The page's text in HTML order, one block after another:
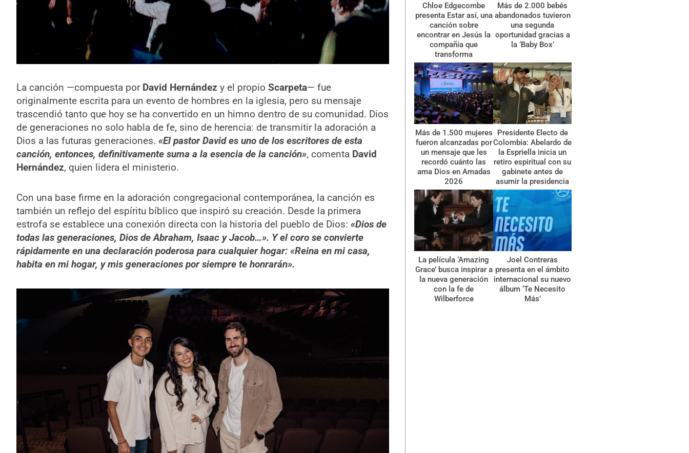
La canción —compuesta por David Hernández y el propio Scarpeta— fue
originalmente escrita para un evento de hombres en la iglesia, pero su mensaje
trascendió tanto que hoy se ha convertido en un himno dentro de su comunidad. Dios
de generaciones no solo habla de fe, sino de herencia: de transmitir la adoración a
Dios a las futuras generaciones. «El pastor David es uno de los escritores de esta
canción, entonces, definitivamente suma a la esencia de la canción», comenta David
Hernández, quien lidera el ministerio.
Con una base firme en la adoración congregacional contemporánea, la canción es
también un reflejo del espíritu bíblico que inspiró su creación. Desde la primera
estrofa se establece una conexión directa con la historia del pueblo de Dios: «Dios de
todas las generaciones, Dios de Abraham, Isaac y Jacob…». Y el coro se convierte
rápidamente en una declaración poderosa para cualquier hogar: «Reina en mi casa,
habita en mi hogar, y mis generaciones por siempre te honrarán».
Chloe Edgecombe
presenta Estar así, una
canción sobre
encontrar en Jesús la
compañía que
transforma
Más de 2.000 bebés
abandonados tuvieron
una segunda
oportunidad gracias a
la ‘Baby Box’
Más de 1.500 mujeres
fueron alcanzadas por
un mensaje que les
recordó cuánto las
ama Dios en Amadas
2026
Presidente Electo de
Colombia: Abelardo de
la Espriella inicia un
retiro espiritual con su
gabinete antes de
asumir la presidencia
La película ‘Amazing
Grace’ busca inspirar a
la nueva generación
con la fe de
Wilberforce
Joel Contreras
presenta en el ámbito
internacional su nuevo
álbum ‘Te Necesito
Más’